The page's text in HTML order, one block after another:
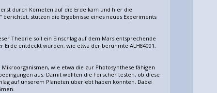
durch Kometen auf die Erde kam und hier die
stützen die Ergebnisse eines neues Experiments
Theorie soll ein Einschlag auf dem Mars entsprechende
entdeckt wurden, wie etwa der berühmte ALH84001,
wie etwa die zur Photosynthese fähigen
aus. Damit wollten die Forscher testen, ob diese
auf unserem Planeten überlebt haben könnten. Dabei